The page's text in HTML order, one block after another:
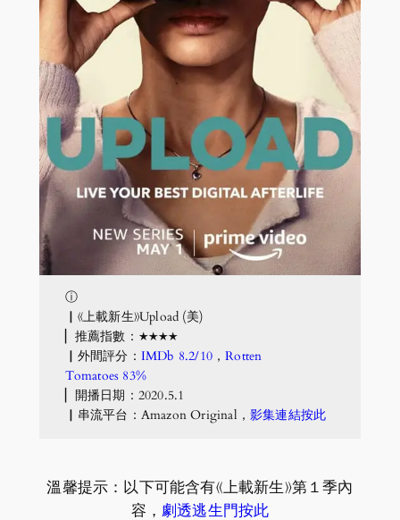
ⓘ
▏《上載新生》Upload (美)
▏推薦指數：★★★★
▏外間評分： IMDb 8.2/10 ，Rotten
Tomatoes 83%
▏開播日期：2020.5.1
▏串流平台：Amazon Original，影集連結按此
溫馨提示：以下可能含有《上載新生》第１季內
容， 劇透逃生門按此